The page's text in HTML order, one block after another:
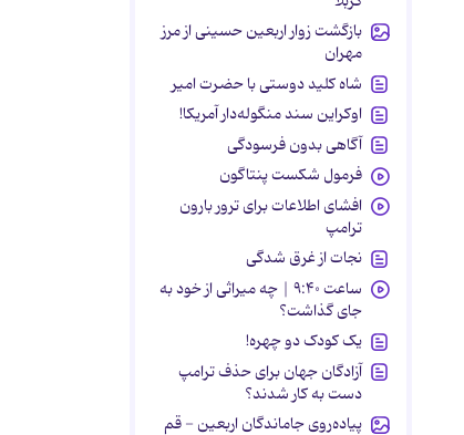
بازگشت زوار اربعین حسینی از مرز
مهران
شاه کلید دوستی با حضرت امیر
اوکراین سند منگوله‌دار آمریکا!
آگاهی بدون فرسودگی
فرمول شکست پنتاگون
افشای اطلاعات برای ترور بارون
ترامپ
نجات از غرق شدگی
ساعت ۹:۴۰ | چه میراثی از خود به
جای گذاشت؟
یک کودک دو چهره!
آزادگان جهان برای حذف ترامپ
دست به کار شدند؟
پیاده‌روی جاماندگان اربعین - قم